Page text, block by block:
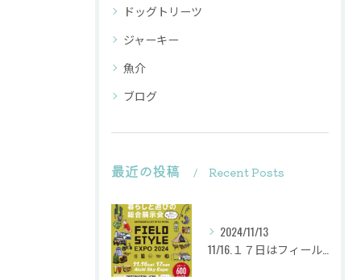
ドッグトリーツ
ジャーキー
魚介
ブログ
最近の投稿 Recent Posts
2024/11/13